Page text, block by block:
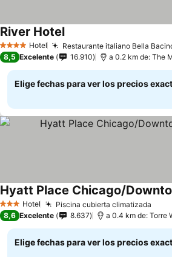
4 EstrellasHotel Restaurante italiano Bella
River Hotel
8,5 Excelente 16.910 a 0.2 km de: The
Elige fechas para ver los precios
3 Estrellas
Hotel Piscina cubierta climatizada
Hyatt Place Chicago/
8,6 Excelente 8.637 a 0.4 km de: Torre
Elige fechas para ver los precios